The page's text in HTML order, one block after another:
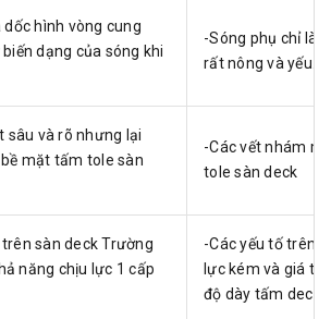
hình vòng cung
dạng của sóng khi
-Sóng phụ chỉ là
rất nông và yếu.
sâu và rõ nhưng lại
mặt tấm tole sàn
-Các vết nhám
tole sàn deck
sàn deck Trường
năng chịu lực 1 cấp
-Các yếu tố trên
lực kém và giá
độ dày tấm deck